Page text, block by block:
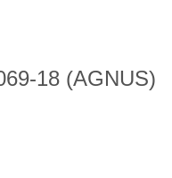
18 (AGNUS)